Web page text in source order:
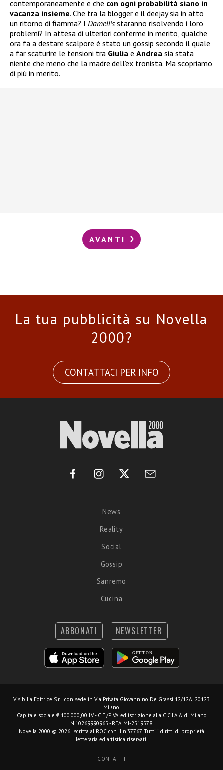
contemporaneamente e che con ogni probabilità siano in
vacanza insieme. Che tra la blogger e il deejay sia in atto
un ritorno di fiamma? I Damellisstaranno risolvendo i loro
problemi? In attesa di ulteriori conferme in merito, qualche
ora fa a destare scalpore è stato un gossip secondo il quale
a far scaturire le tensioni tra Giulia e Andrea sia stata
niente che meno che la madre dell’ex tronista. Ma scopriamo
di più in merito.
AVANTI
La tua pubblicità su Novella
2000?
CONTATTACI PER INFO
News
Reality
Social
Gossip
Sanremo
Cucina
ABBONATI NEWSLETTER
Visibilia Editrice S.r.l. con sede in Via Privata Giovannino De Grassi 12/12A, 20123
Milano.
Capitale sociale € 100.000,00 I.V. - C.F./P.IVA ed iscrizione alla C.C.I.A.A. di Milano
N.10269990965 - REA MI-2519578.
Novella 2000 © 2026. Iscritta al ROC con il n.37767. Tutti i diritti di proprietà
letteraria ed artistica riservati.
CONTATTI